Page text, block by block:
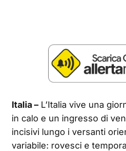
Italia – L’Italia vive una
in calo e un ingresso di
incisivi lungo i versanti
variabile: rovesci e